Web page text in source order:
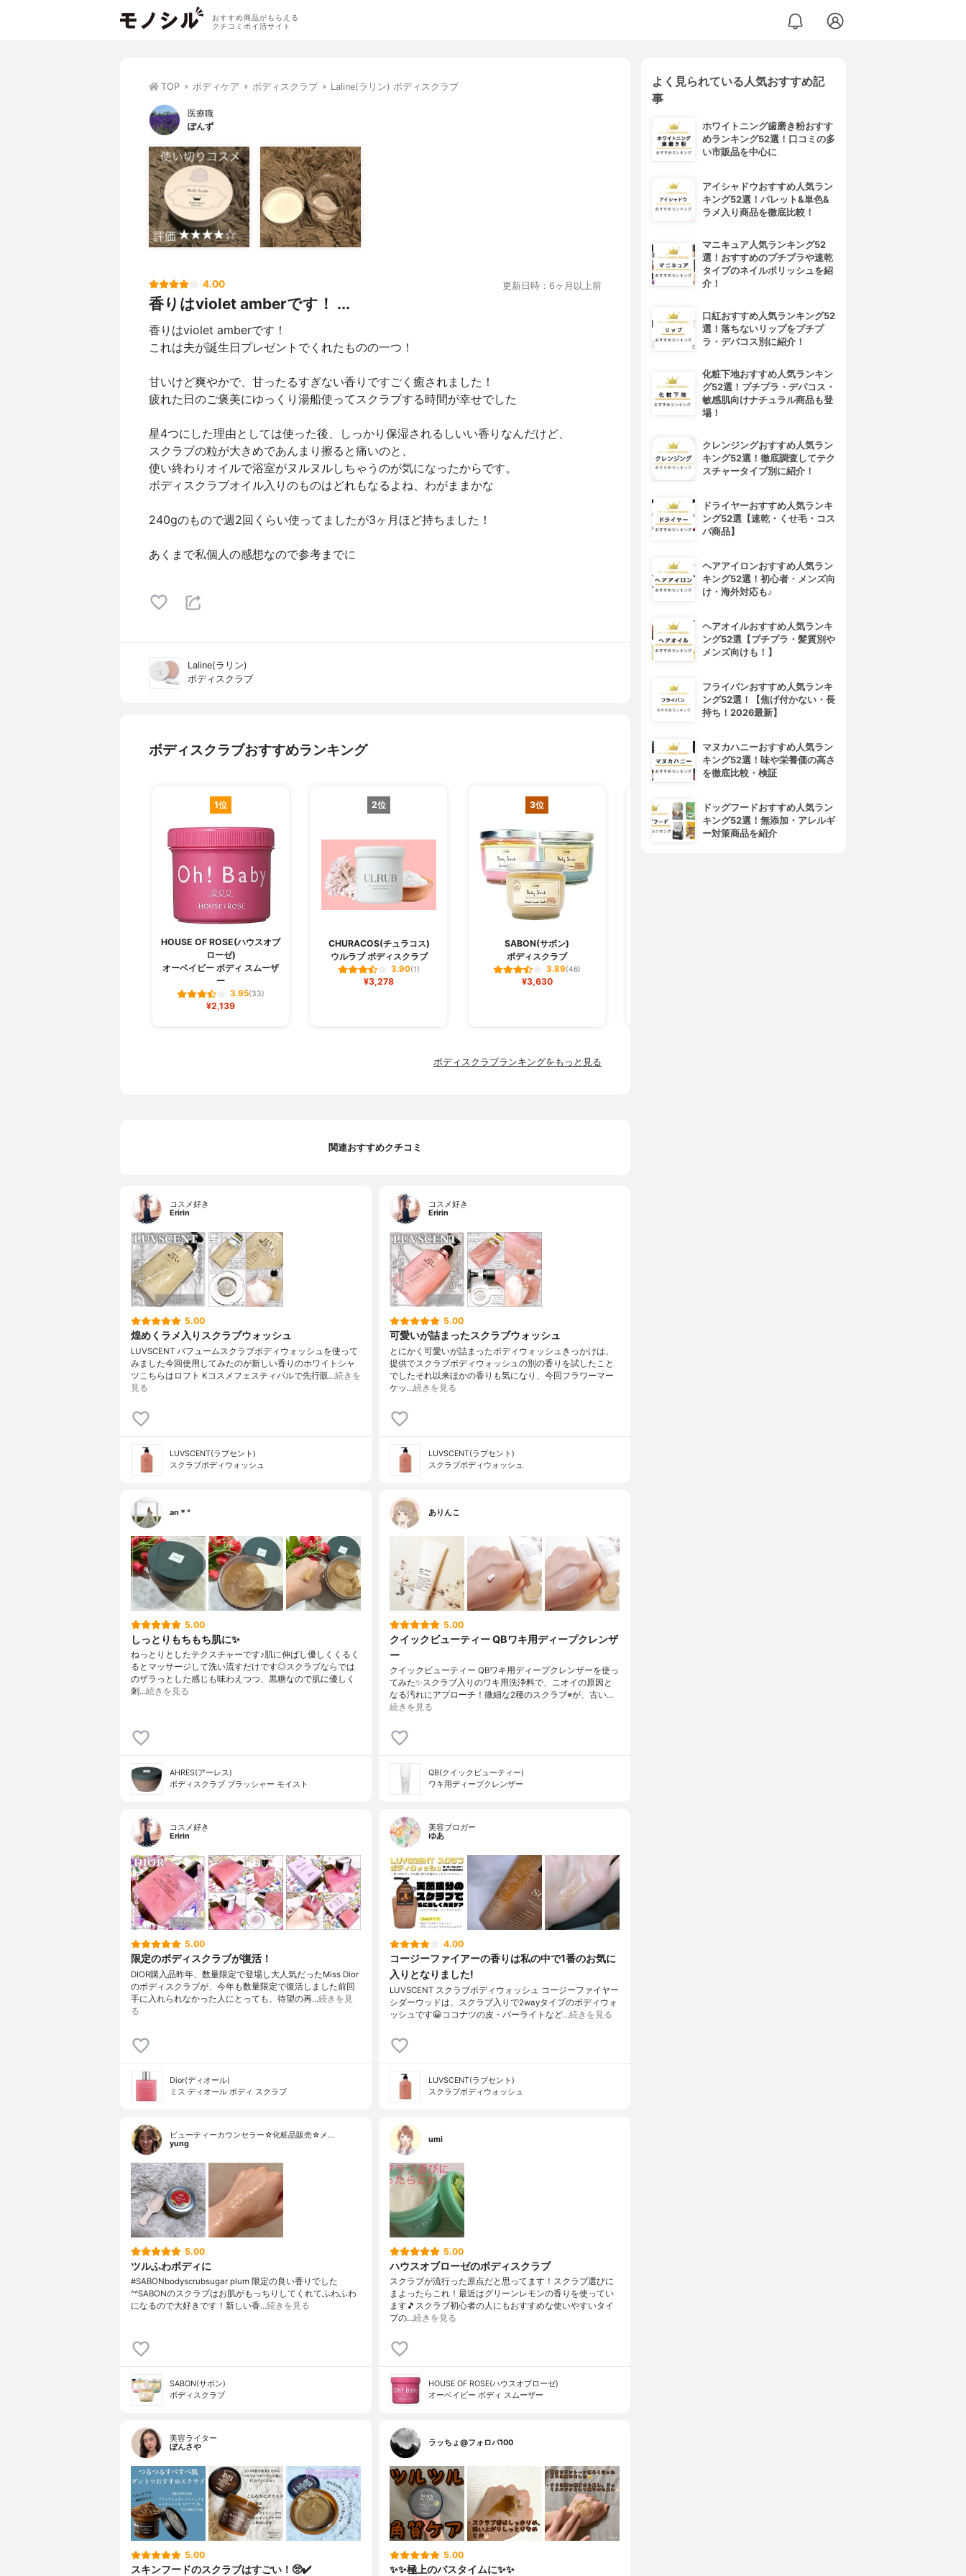
おすすめ商品がもらえる
クチコミポイ活サイト
TOP ボディケア ボディスクラブ Laline(ラリン) ボディスクラブ
医療職
ぽんず
4.00 更新日時：6ヶ月以上前
香りはviolet amberです！ ...
香りはviolet amberです！
これは夫が誕生日プレゼントでくれたものの一つ！
甘いけど爽やかで、甘ったるすぎない香りですごく癒されました！
疲れた日のご褒美にゆっくり湯船使ってスクラブする時間が幸せでした
星4つにした理由としては使った後、しっかり保湿されるしいい香りなんだけど、
スクラブの粒が大きめであんまり擦ると痛いのと、
使い終わりオイルで浴室がヌルヌルしちゃうのが気になったからです。
ボディスクラブオイル入りのものはどれもなるよね、わがままかな
240gのもので週2回くらい使ってましたが3ヶ月ほど持ちました！
あくまで私個人の感想なので参考までに
Laline(ラリン)
ボディスクラブ
ボディスクラブおすすめランキング
1位
HOUSE OF ROSE(ハウスオブ
ローゼ)
オーベイビー ボディ スムーザ
ー
3.95(33)
¥2,139
2位
CHURACOS(チュラコス)
ウルラブ ボディスクラブ
3.90(1)
¥3,278
3位
SABON(サボン)
ボディスクラブ
3.89(46)
¥3,630
4位
ボディスクラブランキングをもっと見る
関連おすすめクチコミ
コスメ好き
Eririn
5.00
煌めくラメ入りスクラブウォッシュ
LUVSCENT パフュームスクラブボディウォッシュを使って
みました今回使用してみたのが新しい香りのホワイトシャ
ツこちらはロフト Kコスメフェスティバルで先行販…続きを
見る
LUVSCENT(ラブセント)
スクラブボディウォッシュ
コスメ好き
Eririn
5.00
可愛いが詰まったスクラブウォッシュ
とにかく可愛いが詰まったボディウォッシュきっかけは、
提供でスクラブボディウォッシュの別の香りを試したこと
でしたそれ以来ほかの香りも気になり、今回フラワーマー
ケッ…続きを見る
LUVSCENT(ラブセント)
スクラブボディウォッシュ
an＊°
5.00
しっとりもちもち肌に✨
ねっとりとしたテクスチャーです♪肌に伸ばし優しくくるく
るとマッサージして洗い流すだけです◎スクラブならでは
のザラっとした感じも味わえつつ、黒糖なので肌に優しく
刺…続きを見る
AHRES(アーレス)
ボディスクラブ ブラッシャー モイスト
ありんこ
5.00
クイックビューティー QBワキ用ディープクレンザ
ー
クイックビューティー QBワキ用ディープクレンザーを使っ
てみた✨スクラブ入りのワキ用洗浄料で、ニオイの原因と
なる汚れにアプローチ！微細な2種のスクラブ※が、古い…
続きを見る
QB(クイックビューティー)
ワキ用ディープクレンザー
コスメ好き
Eririn
5.00
限定のボディスクラブが復活！
DIOR購入品昨年、数量限定で登場し大人気だったMiss Dior
のボディスクラブが、今年も数量限定で復活しました前回
手に入れられなかった人にとっても、待望の再…続きを見
る
Dior(ディオール)
ミス ディオール ボディ スクラブ
美容ブロガー
ゆあ
4.00
コージーファイアーの香りは私の中で1番のお気に
入りとなりました!
LUVSCENT スクラブボディウォッシュ コージーファイヤー
シダーウッドは、スクラブ入りで2wayタイプのボディウォ
ッシュです😀ココナツの皮・パーライトなど…続きを見る
LUVSCENT(ラブセント)
スクラブボディウォッシュ
ビューティーカウンセラー☆化粧品販売☆メ…
yung
5.00
ツルふわボディに
#SABONbodyscrubsugar plum 限定の良い香りでした
^^SABONのスクラブはお肌がもっちりしてくれてふわふわ
になるので大好きです！新しい香…続きを見る
SABON(サボン)
ボディスクラブ
umi
5.00
ハウスオブローゼのボディスクラブ
スクラブが流行った原点だと思ってます！スクラブ選びに
まよったらこれ！最近はグリーンレモンの香りを使ってい
ます🎵スクラブ初心者の人にもおすすめな使いやすいタイ
プの…続きを見る
HOUSE OF ROSE(ハウスオブローゼ)
オーベイビー ボディ スムーザー
美容ライター
ぽんさや
5.00
スキンフードのスクラブはすごい！🥺✔️
ラッちょ@フォロバ100
5.00
✨✨極上のバスタイムに✨✨
よく見られている人気おすすめ記
事
ホワイトニング歯磨き粉おすす
めランキング52選！口コミの多
い市販品を中心に
アイシャドウおすすめ人気ラン
キング52選！パレット&単色&
ラメ入り商品を徹底比較！
マニキュア人気ランキング52
選！おすすめのプチプラや速乾
タイプのネイルポリッシュを紹
介！
口紅おすすめ人気ランキング52
選！落ちないリップをプチプ
ラ・デパコス別に紹介！
化粧下地おすすめ人気ランキン
グ52選！プチプラ・デパコス・
敏感肌向けナチュラル商品も登
場！
クレンジングおすすめ人気ラン
キング52選！徹底調査してテク
スチャータイプ別に紹介！
ドライヤーおすすめ人気ランキ
ング52選【速乾・くせ毛・コス
パ商品】
ヘアアイロンおすすめ人気ラン
キング52選！初心者・メンズ向
け・海外対応も♪
ヘアオイルおすすめ人気ランキ
ング52選【プチプラ・髪質別や
メンズ向けも！】
フライパンおすすめ人気ランキ
ング52選！【焦げ付かない・長
持ち！2026最新】
マヌカハニーおすすめ人気ラン
キング52選！味や栄養価の高さ
を徹底比較・検証
ドッグフードおすすめ人気ラン
キング52選！無添加・アレルギ
ー対策商品を紹介